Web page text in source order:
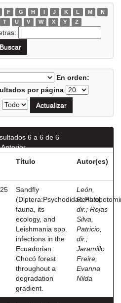
F G H I J K L M
N
T U V W X Y Z
En orden:
por página
6 a 6 de 6
Título Autor(es)
Sandfly
fauna, its
ecology, and
Leishmania spp.
infections in the
Ecuadorian
Chocó forest
throughout a
degradation
gradient.
León,
Renato,
dir. ; Rojas
Silva,
Patricio,
dir. ;
Jaramillo
Freire,
Evanna
Nilda